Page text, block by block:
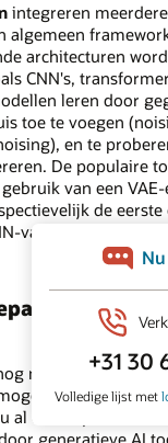
integreren
algemeen
architecturen
CNN's,
leren door
toe te voegen
en te
De populaire
van een
de eerste
variaties voor
van
maar net is
al duidelijk hoe
generatieve AI